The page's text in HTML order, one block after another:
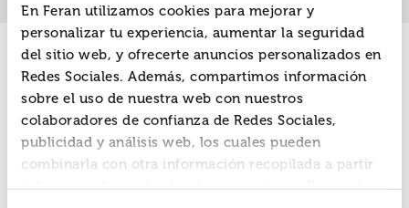
En Feran utilizamos cookies para mejorar y
personalizar tu experiencia, aumentar la seguridad
del sitio web, y ofrecerte anuncios personalizados en
Redes Sociales. Además, compartimos información
sobre el uso de nuestra web con nuestros
colaboradores de confianza de Redes Sociales,
publicidad y análisis web, los cuales pueden
combinarla con otra información recopilada a partir
del uso que hayas hecho de sus servicios. Recuerda
Promociones